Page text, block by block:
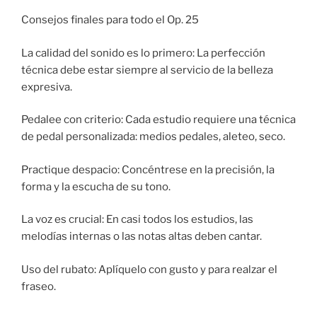
Consejos finales para todo el Op. 25
La calidad del sonido es lo primero: La perfección
técnica debe estar siempre al servicio de la belleza
expresiva.
Pedalee con criterio: Cada estudio requiere una técnica
de pedal personalizada: medios pedales, aleteo, seco.
Practique despacio: Concéntrese en la precisión, la
forma y la escucha de su tono.
La voz es crucial: En casi todos los estudios, las
melodías internas o las notas altas deben cantar.
Uso del rubato: Aplíquelo con gusto y para realzar el
fraseo.